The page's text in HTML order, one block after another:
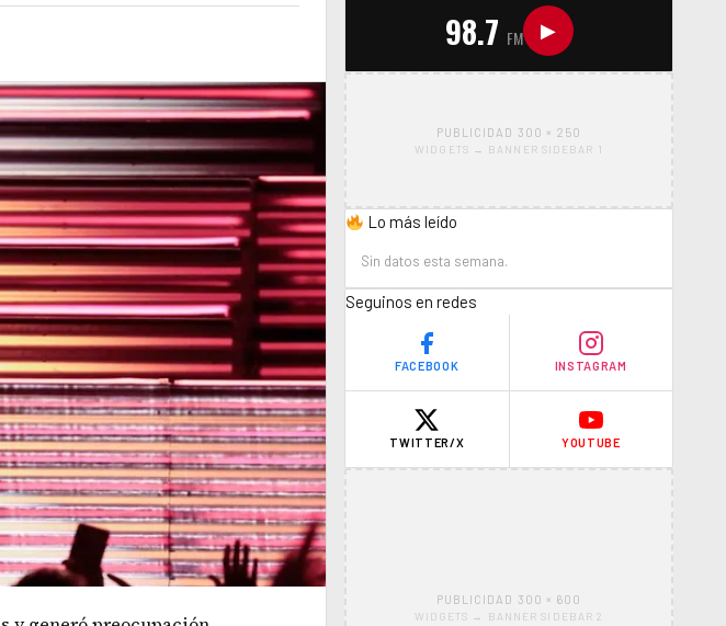
98.7 FM ▶
PUBLICIDAD 300 × 250
WIDGETS → BANNER SIDEBAR 1
Lo más leído
Sin datos esta semana.
Seguinos en redes
FACEBOOK INSTAGRAM
TWITTER/X YOUTUBE
PUBLICIDAD 300 × 600
WIDGETS → BANNER SIDEBAR 2